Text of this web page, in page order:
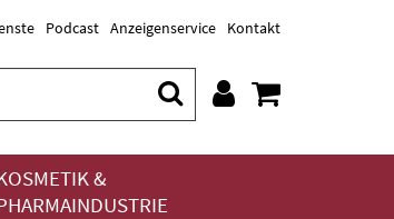
Podcast Anzeigenservice Kontakt
&